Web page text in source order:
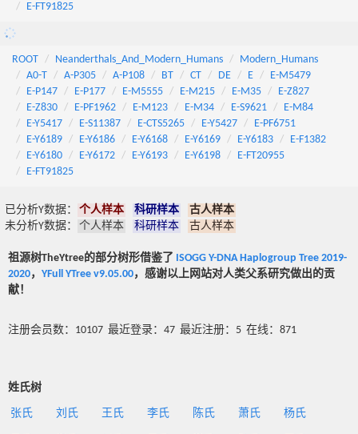
E-FT91825
ROOT Neanderthals_And_Modern_Humans
Modern_Humans
A0-T
A-P305 A-P108 BT CT DE E
E-M5479
E-P147
E-P177 E-M5555 E-M215 E-M35
E-Z827
E-Z830
E-PF1962 E-M123 E-M34 E-S9621
E-M84
E-Y5417
E-S11387 E-CTS5265 E-Y5427
E-PF6751
E-Y6189
E-Y6186 E-Y6168 E-Y6169 E-Y6183
E-F1382
E-Y6180
E-Y6172 E-Y6193 E-Y6198
E-FT20955
E-FT91825
已分析Y数据： 个人样本 科研样本
古人样本
未分析Y数据：
个人样本 科研样本 古人样本
祖源树TheYtree的部分树形借鉴了 ISOGG Y-DNA Haplogroup Tree 2019-
2020， YFull YTree v9.05.00，感谢以上网站对人类父系研究做出的贡
献！
注册会员数：10107 最近登录：47 最近注册：5 在线：871
姓氏树
张氏 刘氏 王氏 李氏 陈氏 萧氏 杨氏